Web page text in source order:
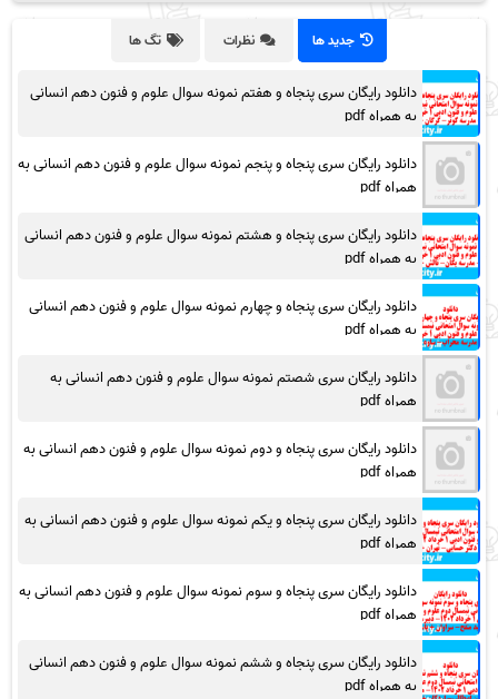
جدید ها نظرات تگ ها
دانلود رایگان سری پنجاه و هفتم نمونه سوال علوم و فنون دهم انسانی
به همراه pdf
دانلود رایگان سری پنجاه و پنجم نمونه سوال علوم و فنون دهم انسانی به
همراه pdf
دانلود رایگان سری پنجاه و هشتم نمونه سوال علوم و فنون دهم انسانی
به همراه pdf
دانلود رایگان سری پنجاه و چهارم نمونه سوال علوم و فنون دهم انسانی
به همراه pdf
دانلود رایگان سری شصتم نمونه سوال علوم و فنون دهم انسانی به
همراه pdf
دانلود رایگان سری پنجاه و دوم نمونه سوال علوم و فنون دهم انسانی به
همراه pdf
دانلود رایگان سری پنجاه و یکم نمونه سوال علوم و فنون دهم انسانی به
همراه pdf
دانلود رایگان سری پنجاه و سوم نمونه سوال علوم و فنون دهم انسانی به
همراه pdf
دانلود رایگان سری پنجاه و ششم نمونه سوال علوم و فنون دهم انسانی
به همراه pdf